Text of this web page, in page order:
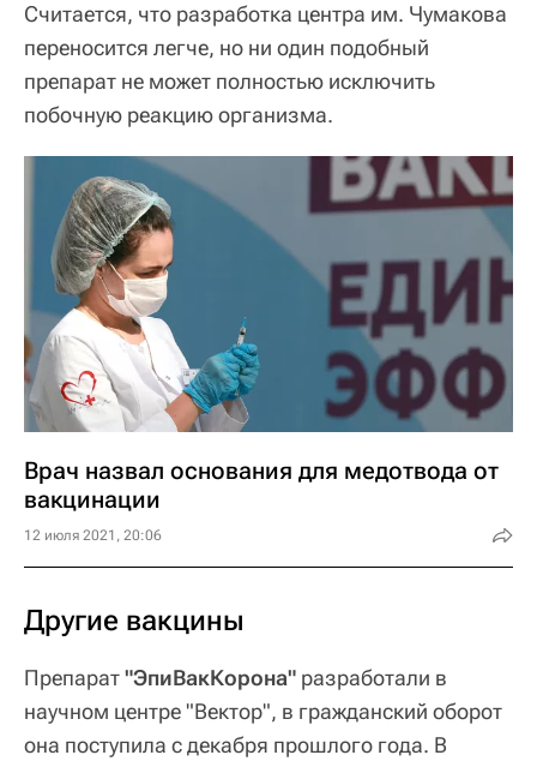
Считается, что разработка центра им. Чумакова
переносится легче, но ни один подобный
препарат не может полностью исключить
побочную реакцию организма.
Врач назвал основания для медотвода от
вакцинации
12 июля 2021, 20:06
Другие вакцины
Препарат"ЭпиВакКорона" разработали в
научном центре "Вектор", в гражданский оборот
она поступила с декабря прошлого года. В